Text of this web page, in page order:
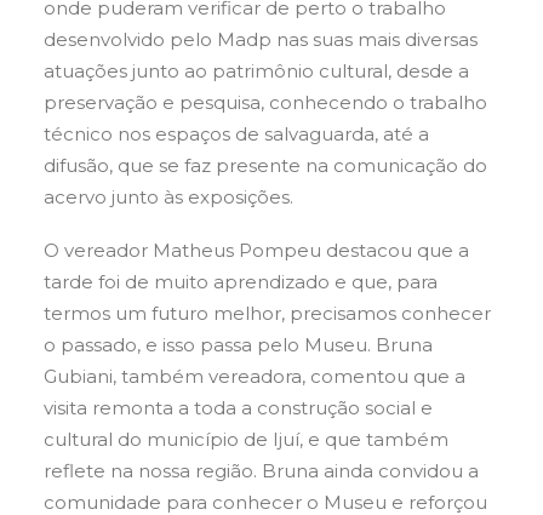
onde puderam verificar de perto o trabalho
desenvolvido pelo Madp nas suas mais diversas
atuações junto ao patrimônio cultural, desde a
preservação e pesquisa, conhecendo o trabalho
técnico nos espaços de salvaguarda, até a
difusão, que se faz presente na comunicação do
acervo junto às exposições.
O vereador Matheus Pompeu destacou que a
tarde foi de muito aprendizado e que, para
termos um futuro melhor, precisamos conhecer
o passado, e isso passa pelo Museu. Bruna
Gubiani, também vereadora, comentou que a
visita remonta a toda a construção social e
cultural do município de Ijuí, e que também
reflete na nossa região. Bruna ainda convidou a
comunidade para conhecer o Museu e reforçou